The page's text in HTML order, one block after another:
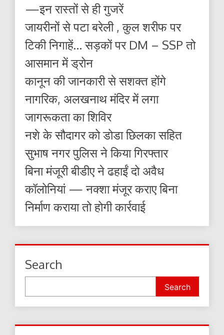
—इन रास्तों से ही गुजरें
जायरीनों से पटा बरेली , कुल शरीफ पर
टिकी निगाहें… सड़कों पर DM – SSP तो
आसमान में ड्रोन
कानून की जानकारी से सशक्त होंगे
नागरिक, अलखनाथ मंदिर में लगा
जागरूकता का शिविर
नशे के सौदागर को डोडा छिलका सहित
सुभाष नगर पुलिस ने किया गिरफ्तार
बिना मंजूरी बीडीए ने ढहाईं दो अवैध
कॉलोनियां — नक्शा मंजूर कराए बिना
निर्माण कराया तो होगी कार्रवाई
Search
Search